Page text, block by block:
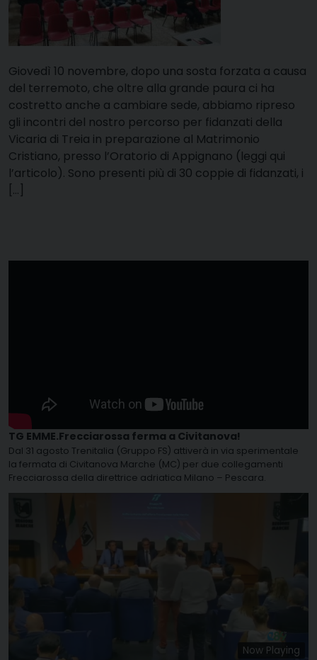
Giovedì 10 novembre, dopo una sosta forzata a causa
del terremoto, che oltre alla grande paura ci ha
costretto anche a cambiare sede, abbiamo ripreso
gli incontri del nostro percorso per fidanzati della
Vicaria di Treia in preparazione al Matrimonio
Cristiano, presso l’Oratorio di Appignano (leggi qui
l’articolo). Sono presenti più di 30 coppie di fidanzati, i
[…]
TG EMME.Frecciarossa ferma a Civitanova!
Dal 31 agosto Trenitalia (Gruppo FS) attiverà in via sperimentale
la fermata di Civitanova Marche (MC) per due collegamenti
Frecciarossa della direttrice adriatica Milano – Pescara.
Now Playing